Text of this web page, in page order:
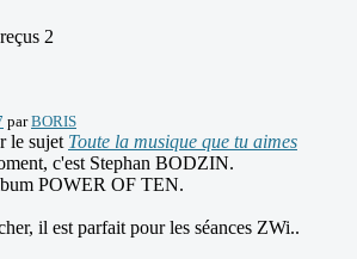
2
parBORIS
le sujet Toute la musique que tu aimes
c'est Stephan BODZIN.
POWER OF TEN.
il est parfait pour les séances ZWi..